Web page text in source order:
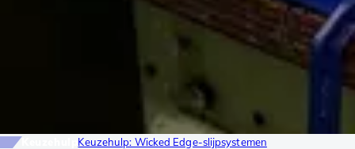
Keuzehulp: Wicked Edge-slijpsystemen